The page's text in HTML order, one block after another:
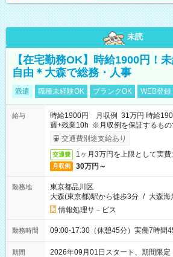
未読
【在宅勤務OK】時給1900円！
自由＊大森で総務・人事
派遣 職種未経験OK ブランクOK WEB登
給与
時給1900円 月収例 31万円 時給
週+残業10h ※月収例を保証するも
受取りサービス利用可（利用条件有）
交通費別途支給あり
交通費 1ヶ月3万円を上限として実費
月収例 30万円～
勤務地
東京都品川区
大森(東京都)駅から徒歩3分 / 大森海
情報処理サ－ビス
勤務時間 09:00-17:30（休憩45分）実働7時間
期間
2026年09月01日スタート、期間